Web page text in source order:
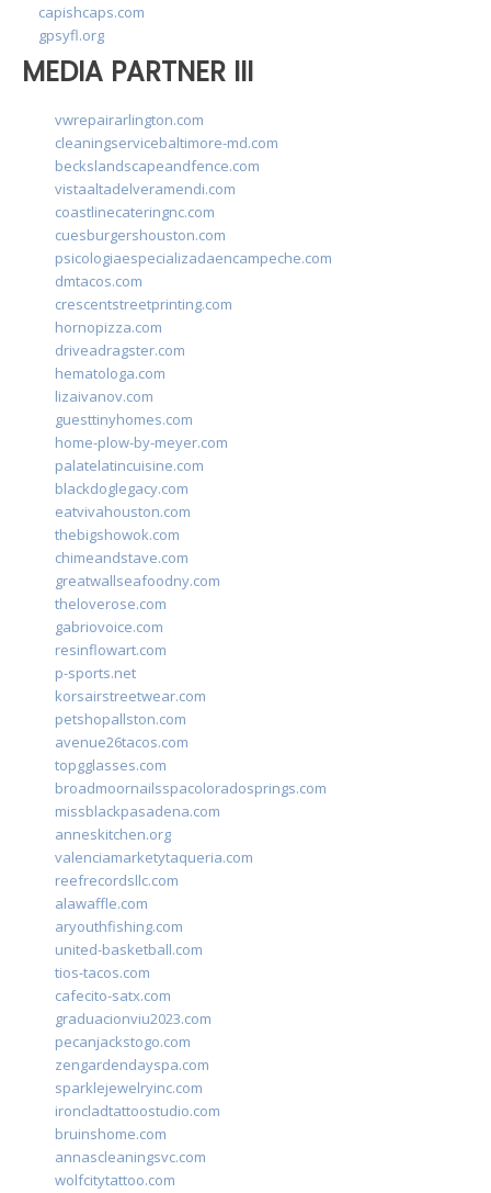
capishcaps.com
gpsyfl.org
MEDIA PARTNER III
vwrepairarlington.com
cleaningservicebaltimore-md.com
beckslandscapeandfence.com
vistaaltadelveramendi.com
coastlinecateringnc.com
cuesburgershouston.com
psicologiaespecializadaencampeche.com
dmtacos.com
crescentstreetprinting.com
hornopizza.com
driveadragster.com
hematologa.com
lizaivanov.com
guesttinyhomes.com
home-plow-by-meyer.com
palatelatincuisine.com
blackdoglegacy.com
eatvivahouston.com
thebigshowok.com
chimeandstave.com
greatwallseafoodny.com
theloverose.com
gabriovoice.com
resinflowart.com
p-sports.net
korsairstreetwear.com
petshopallston.com
avenue26tacos.com
topgglasses.com
broadmoornailsspacoloradosprings.com
missblackpasadena.com
anneskitchen.org
valenciamarketytaqueria.com
reefrecordsllc.com
alawaffle.com
aryouthfishing.com
united-basketball.com
tios-tacos.com
cafecito-satx.com
graduacionviu2023.com
pecanjackstogo.com
zengardendayspa.com
sparklejewelryinc.com
ironcladtattoostudio.com
bruinshome.com
annascleaningsvc.com
wolfcitytattoo.com